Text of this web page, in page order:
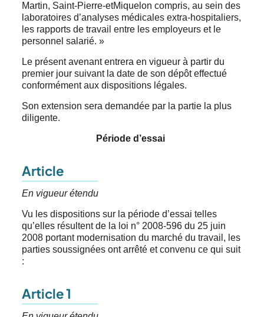
Martin, Saint-Pierre-etMiquelon compris, au sein des
laboratoires d’analyses médicales extra-hospitaliers,
les rapports de travail entre les employeurs et le
personnel salarié. »
Le présent avenant entrera en vigueur à partir du
premier jour suivant la date de son dépôt effectué
conformément aux dispositions légales.
Son extension sera demandée par la partie la plus
diligente.
Période d’essai
Article
En vigueur étendu
Vu les dispositions sur la période d’essai telles
qu’elles résultent de la loi n° 2008-596 du 25 juin
2008 portant modernisation du marché du travail, les
parties soussignées ont arrêté et convenu ce qui suit
:
Article 1